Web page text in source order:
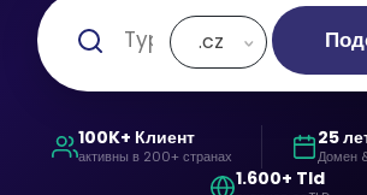
.cz
100K+ Клиент
активны в 200+ странах
25
Домен
1.600+ Tld